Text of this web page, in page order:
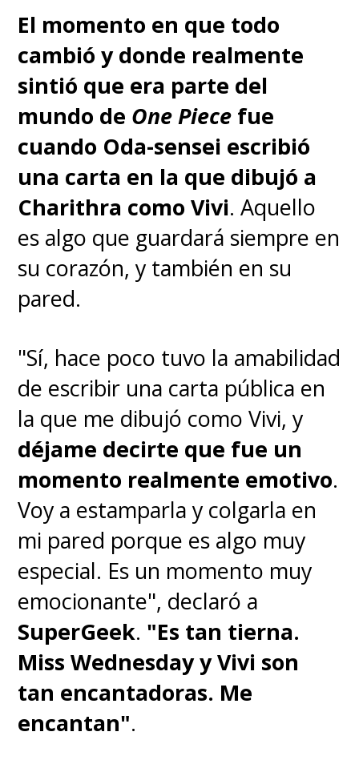
El momento en que todo
cambió y donde realmente
sintió que era parte del
mundo de One Piece fue
cuando Oda-sensei escribió
una carta en la que dibujó a
Charithra como Vivi. Aquello
es algo que guardará siempre en
su corazón, y también en su
pared.
"Sí, hace poco tuvo la amabilidad
de escribir una carta pública en
la que me dibujó como Vivi, y
déjame decirte que fue un
momento realmente emotivo.
Voy a estamparla y colgarla en
mi pared porque es algo muy
especial. Es un momento muy
emocionante", declaró a
SuperGeek. "Es tan tierna.
Miss Wednesday y Vivi son
tan encantadoras. Me
encantan".